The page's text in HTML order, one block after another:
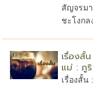
สัญจรม
ชะโงกล
เรื่องสั้
แม่ : ภู
เรื่องสั้